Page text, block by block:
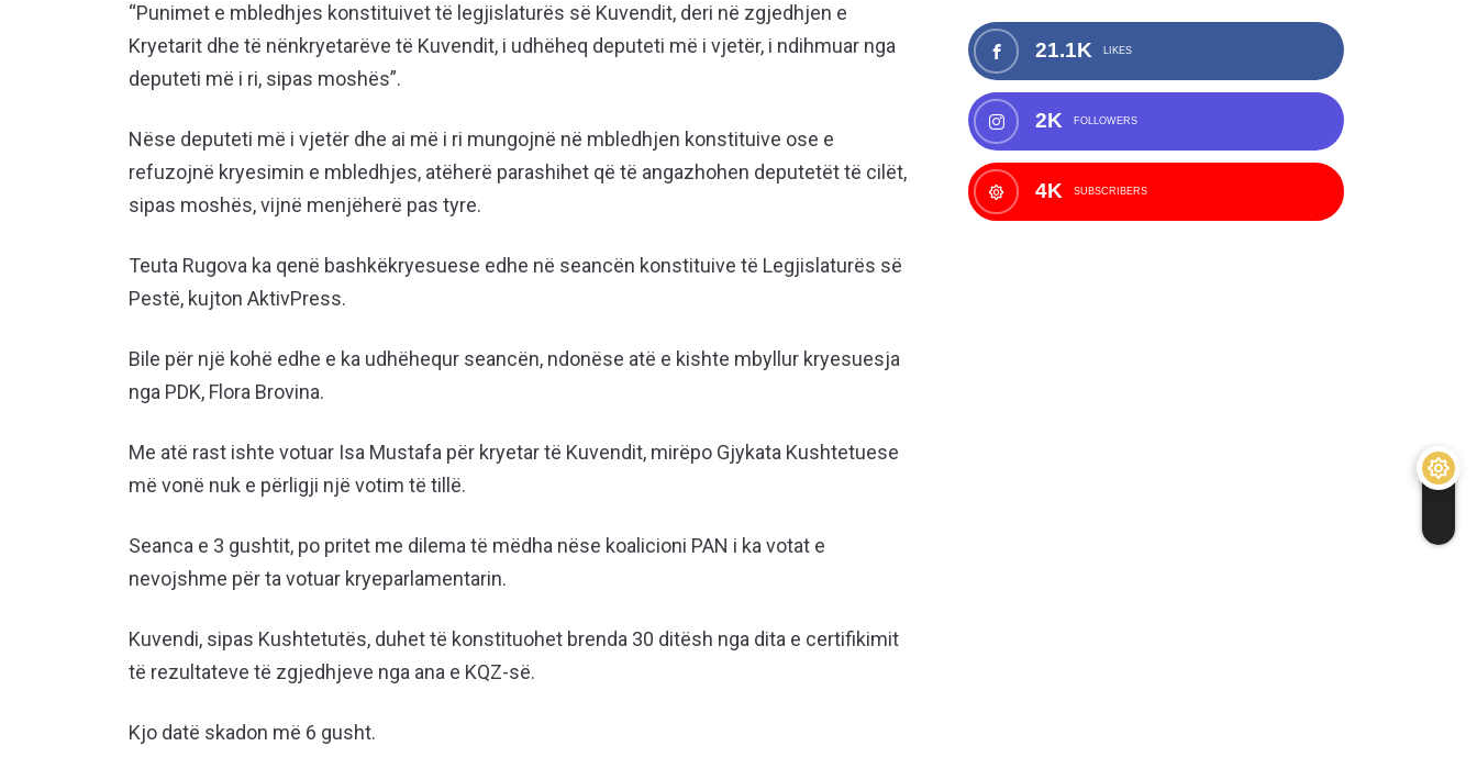
“Punimet e mbledhjes konstituivet të legjislaturës së Kuvendit, deri në zgjedhjen e
Kryetarit dhe të nënkryetarëve të Kuvendit, i udhëheq deputeti më i vjetër, i ndihmuar nga
deputeti më i ri, sipas moshës”.
Nëse deputeti më i vjetër dhe ai më i ri mungojnë në mbledhjen konstituive ose e
refuzojnë kryesimin e mbledhjes, atëherë parashihet që të angazhohen deputetët të cilët,
sipas moshës, vijnë menjëherë pas tyre.
Teuta Rugova ka qenë bashkëkryesuese edhe në seancën konstituive të Legjislaturës së
Pestë, kujton AktivPress.
Bile për një kohë edhe e ka udhëhequr seancën, ndonëse atë e kishte mbyllur kryesuesja
nga PDK, Flora Brovina.
Me atë rast ishte votuar Isa Mustafa për kryetar të Kuvendit, mirëpo Gjykata Kushtetuese
më vonë nuk e përligji një votim të tillë.
Seanca e 3 gushtit, po pritet me dilema të mëdha nëse koalicioni PAN i ka votat e
nevojshme për ta votuar kryeparlamentarin.
Kuvendi, sipas Kushtetutës, duhet të konstituohet brenda 30 ditësh nga dita e certifikimit
të rezultateve të zgjedhjeve nga ana e KQZ-së.
Kjo datë skadon më 6 gusht.
21.1K LIKES
2K FOLLOWERS
4K SUBSCRIBERS